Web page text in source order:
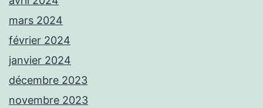
mars 2024
février 2024
janvier 2024
décembre 2023
novembre 2023